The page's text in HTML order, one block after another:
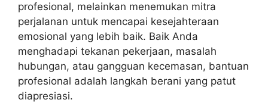
profesional, melainkan menemukan mitra
perjalanan untuk mencapai kesejahteraan
emosional yang lebih baik. Baik Anda
menghadapi tekanan pekerjaan, masalah
hubungan, atau gangguan kecemasan, bantuan
profesional adalah langkah berani yang patut
diapresiasi.